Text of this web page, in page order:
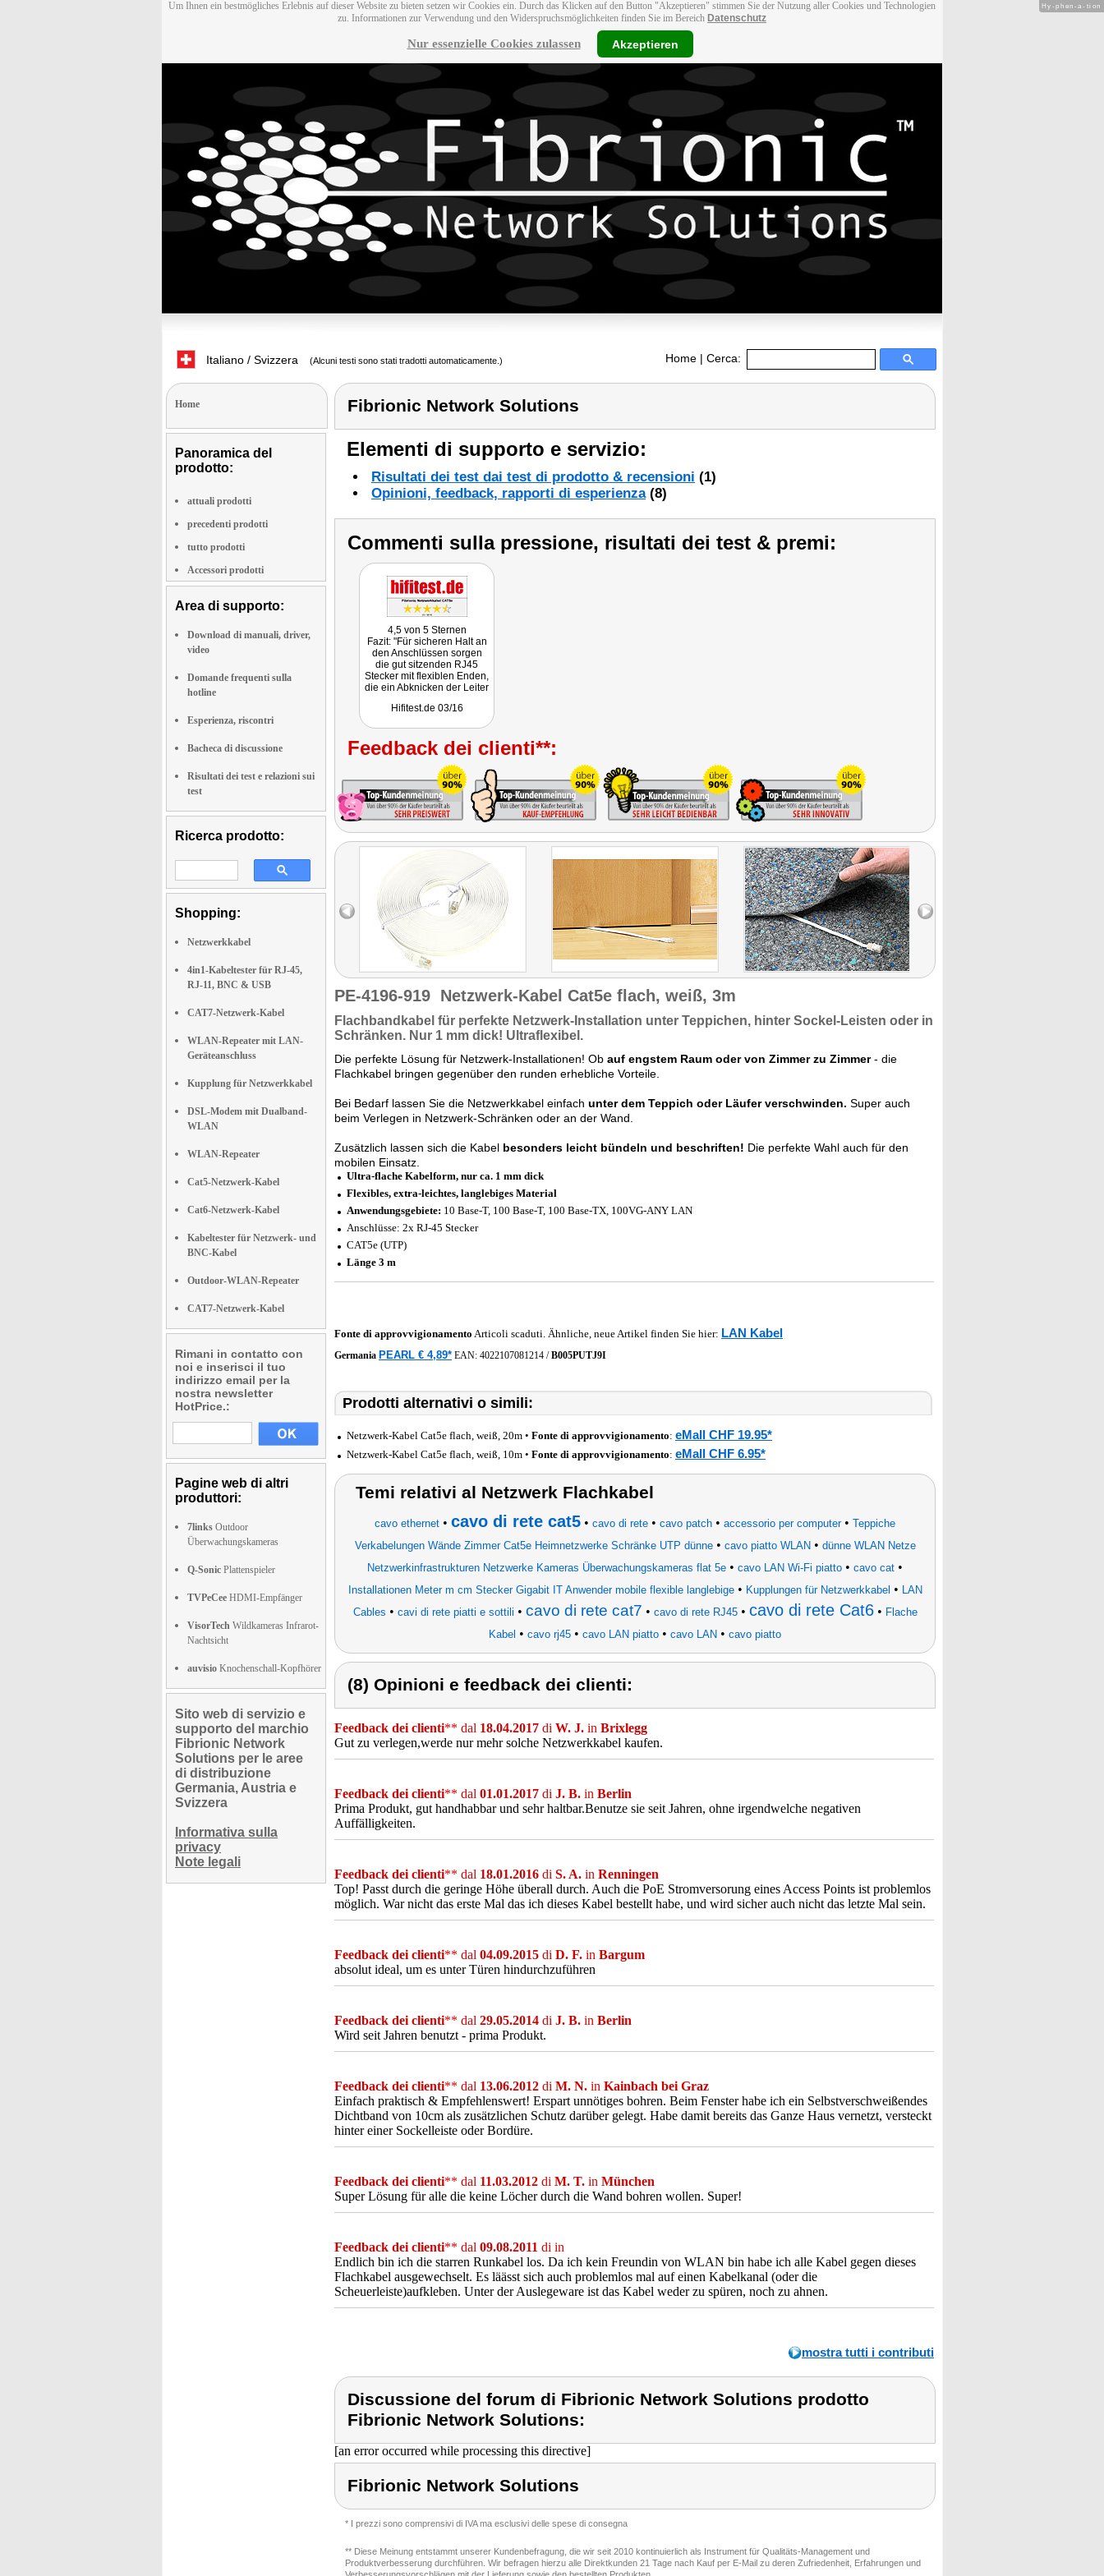
Um Ihnen ein bestmögliches Erlebnis auf dieser Website zu bieten setzen wir Cookies ein. Durch das Klicken auf den Button "Akzeptieren" stimmen Sie der Nutzung aller Cookies und Technologien
zu. Informationen zur Verwendung und den Widerspruchsmöglichkeiten finden Sie im Bereich Datenschutz
Nur essenzielle Cookies zulassen Akzeptieren
Italiano / Svizzera (Alcuni testi sono stati tradotti automaticamente.) Home | Cerca:
Home
Panoramica del
prodotto:
attuali prodotti
precedenti prodotti
tutto prodotti
Accessori prodotti
Area di supporto:
Download di manuali, driver,
video
Domande frequenti sulla
hotline
Esperienza, riscontri
Bacheca di discussione
Risultati dei test e relazioni sui
test
Ricerca prodotto:
Shopping:
Netzwerkkabel
4in1-Kabeltester für RJ-45,
RJ-11, BNC & USB
CAT7-Netzwerk-Kabel
WLAN-Repeater mit LAN-
Geräteanschluss
Kupplung für Netzwerkkabel
DSL-Modem mit Dualband-
WLAN
WLAN-Repeater
Cat5-Netzwerk-Kabel
Cat6-Netzwerk-Kabel
Kabeltester für Netzwerk- und
BNC-Kabel
Outdoor-WLAN-Repeater
CAT7-Netzwerk-Kabel
Rimani in contatto con
noi e inserisci il tuo
indirizzo email per la
nostra newsletter
HotPrice.:
Pagine web di altri
produttori:
7links Outdoor
Überwachungskameras
Q-Sonic Plattenspieler
TVPeCee HDMI-Empfänger
VisorTech Wildkameras Infrarot-
Nachtsicht
auvisio Knochenschall-Kopfhörer
Sito web di servizio e
supporto del marchio
Fibrionic Network
Solutions per le aree
di distribuzione
Germania, Austria e
Svizzera
Informativa sulla
privacy
Note legali
Fibrionic Network Solutions
Elementi di supporto e servizio:
Risultati dei test dai test di prodotto & recensioni (1)
Opinioni, feedback, rapporti di esperienza(8)
Commenti sulla pressione, risultati dei test & premi:
4,5 von 5 Sternen
Fazit: "Für sicheren Halt an
den Anschlüssen sorgen
die gut sitzenden RJ45
Stecker mit flexiblen Enden,
die ein Abknicken der Leiter
sich das Kabel dank der
… eine tolle Lösung für das
moderne Wohnzimmer."
Hifitest.de 03/16
Feedback dei clienti**:
PE-4196-919 Netzwerk-Kabel Cat5e flach, weiß, 3m
Flachbandkabel für perfekte Netzwerk-Installation unter Teppichen, hinter Sockel-Leisten oder in
Schränken. Nur 1 mm dick! Ultraflexibel.
Die perfekte Lösung für Netzwerk-Installationen! Ob auf engstem Raum oder von Zimmer zu Zimmer- die
Flachkabel bringen gegenüber den runden erhebliche Vorteile.
Bei Bedarf lassen Sie die Netzwerkkabel einfach unter dem Teppich oder Läufer verschwinden. Super auch
beim Verlegen in Netzwerk-Schränken oder an der Wand.
Zusätzlich lassen sich die Kabel besonders leicht bündeln und beschriften! Die perfekte Wahl auch für den
mobilen Einsatz.
Ultra-flache Kabelform, nur ca. 1 mm dick
Flexibles, extra-leichtes, langlebiges Material
Anwendungsgebiete: 10 Base-T, 100 Base-T, 100 Base-TX, 100VG-ANY LAN
Anschlüsse: 2x RJ-45 Stecker
CAT5e (UTP)
Länge 3 m
Fonte di approvvigionamento Articoli scaduti. Ähnliche, neue Artikel finden Sie hier: LAN Kabel
Germania PEARL € 4,89* EAN: 4022107081214 /B005PUTJ9I
Prodotti alternativi o simili:
Netzwerk-Kabel Cat5e flach, weiß, 20m • Fonte di approvvigionamento: eMall CHF 19.95*
Netzwerk-Kabel Cat5e flach, weiß, 10m • Fonte di approvvigionamento: eMall CHF 6.95*
Temi relativi al Netzwerk Flachkabel
cavo ethernet • cavo di rete cat5 • cavo di rete • cavo patch • accessorio per computer• Teppiche
Verkabelungen Wände Zimmer Cat5e Heimnetzwerke Schränke UTP dünne• cavo piatto WLAN• dünne WLAN Netze
Netzwerkinfrastrukturen Netzwerke Kameras Überwachungskameras flat 5e • cavo LAN Wi-Fi piatto • cavo cat •
Installationen Meter m cm Stecker Gigabit IT Anwender mobile flexible langlebige• Kupplungen für Netzwerkkabel • LAN
Cables • cavi di rete piatti e sottili • cavo di rete cat7 • cavo di rete RJ45• cavo di rete Cat6• Flache
Kabel • cavo rj45 • cavo LAN piatto • cavo LAN • cavo piatto
(8) Opinioni e feedback dei clienti:
Feedback dei clienti** dal 18.04.2017 di W. J. in Brixlegg
Gut zu verlegen,werde nur mehr solche Netzwerkkabel kaufen.
Feedback dei clienti** dal 01.01.2017 di J. B. in Berlin
Prima Produkt, gut handhabbar und sehr haltbar.Benutze sie seit Jahren, ohne irgendwelche negativen
Auffälligkeiten.
Feedback dei clienti** dal 18.01.2016 di S. A. in Renningen
Top! Passt durch die geringe Höhe überall durch. Auch die PoE Stromversorung eines Access Points ist problemlos
möglich. War nicht das erste Mal das ich dieses Kabel bestellt habe, und wird sicher auch nicht das letzte Mal sein.
Feedback dei clienti** dal 04.09.2015 di D. F. in Bargum
absolut ideal, um es unter Türen hindurchzuführen
Feedback dei clienti** dal 29.05.2014 di J. B. in Berlin
Wird seit Jahren benutzt - prima Produkt.
Feedback dei clienti** dal 13.06.2012 di M. N. in Kainbach bei Graz
Einfach praktisch & Empfehlenswert! Erspart unnötiges bohren. Beim Fenster habe ich ein Selbstverschweißendes
Dichtband von 10cm als zusätzlichen Schutz darüber gelegt. Habe damit bereits das Ganze Haus vernetzt, versteckt
hinter einer Sockelleiste oder Bordüre.
Feedback dei clienti** dal 11.03.2012 di M. T. in München
Super Lösung für alle die keine Löcher durch die Wand bohren wollen. Super!
Feedback dei clienti** dal 09.08.2011 di in
Endlich bin ich die starren Runkabel los. Da ich kein Freundin von WLAN bin habe ich alle Kabel gegen dieses
Flachkabel ausgewechselt. Es läässt sich auch problemlos mal auf einen Kabelkanal (oder die
Scheuerleiste)aufkleben. Unter der Auslegeware ist das Kabel weder zu spüren, noch zu ahnen.
mostra tutti i contributi
Discussione del forum di Fibrionic Network Solutions prodotto
Fibrionic Network Solutions:
[an error occurred while processing this directive]
Fibrionic Network Solutions
* I prezzi sono comprensivi di IVA ma esclusivi delle spese di consegna
** Diese Meinung entstammt unserer Kundenbefragung, die wir seit 2010 kontinuierlich als Instrument für Qualitäts-Management und
Produktverbesserung durchführen. Wir befragen hierzu alle Direktkunden 21 Tage nach Kauf per E-Mail zu deren Zufriedenheit, Erfahrungen und
Hy-phen-a-tion